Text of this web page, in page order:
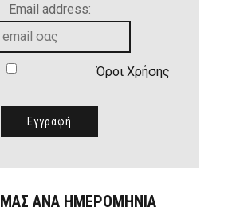
Email address:
Όροι Χρήσης
ΑΝΑ ΗΜΕΡΟΜΗΝΙΑ